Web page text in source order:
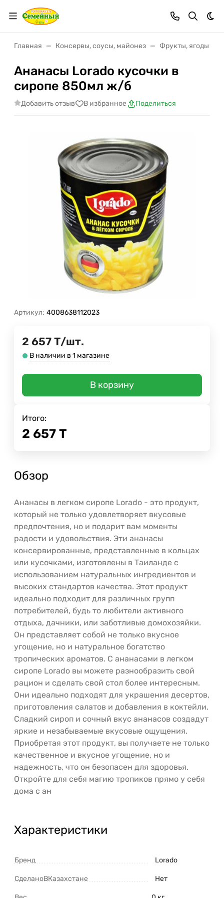
Главная Консервы, соусы, майонез Фрукты, ягоды
Ананасы Lorado кусочки в
сиропе 850мл ж/б
Добавить отзыв В избранное Поделиться
Артикул: 4008638112023
2 657 Т/шт.
В наличии в 1 магазине
В корзину
Итого:
2 657 Т
Обзор
Ананасы в легком сиропе Lorado - это продукт,
который не только удовлетворяет вкусовые
предпочтения, но и подарит вам моменты
радости и удовольствия. Эти ананасы
консервированные, представленные в кольцах
или кусочками, изготовлены в Таиланде с
использованием натуральных ингредиентов и
высоких стандартов качества. Этот продукт
идеально подходит для различных групп
потребителей, будь то любители активного
отдыха, дачники, или заботливые домохозяйки.
Он представляет собой не только вкусное
угощение, но и натуральное богатство
тропических ароматов. С ананасами в легком
сиропе Lorado вы можете разнообразить свой
рацион и сделать свой стол более интересным.
Они идеально подходят для украшения десертов,
приготовления салатов и добавления в коктейли.
Сладкий сироп и сочный вкус ананасов создадут
яркие и незабываемые вкусовые ощущения.
Приобретая этот продукт, вы получаете не только
качественное и вкусное угощение, но и
надежность, что он безопасен для здоровья.
Откройте для себя магию тропиков прямо у себя
дома с ан
Характеристики
Бренд Lorado
СделаноВКазахстане Нет